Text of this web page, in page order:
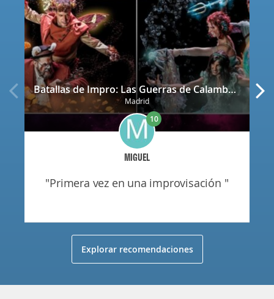
Batallas de Impro: Las Guerras de Calamburia
Madrid
MIGUEL
10
"primera vez en una improvisación "
Explorar recomendaciones